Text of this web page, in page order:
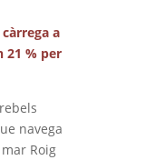
a
21 % per
navega
Roig